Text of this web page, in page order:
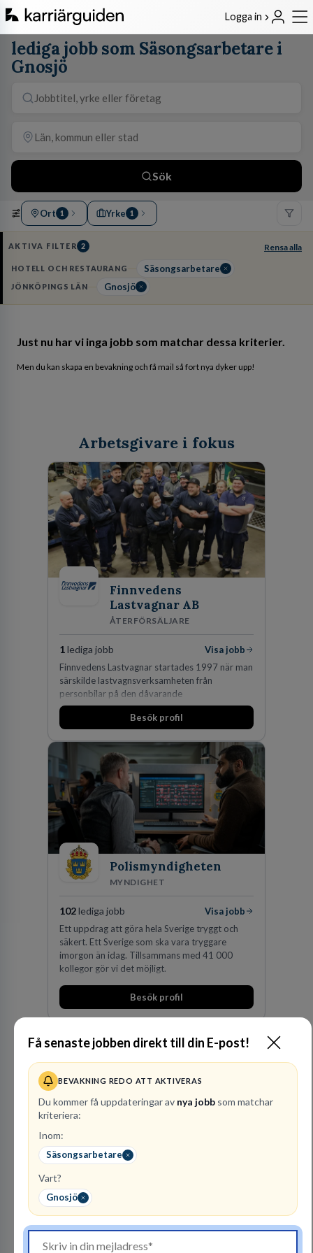
Logga in
Få senaste jobben direkt till din E-post!
BEVAKNING REDO ATT AKTIVERAS
Du kommer få uppdateringar av nya jobb som matchar
kriteriera:
Inom:
Säsongsarbetare
Vart?
Gnosjö
lediga jobb som Säsongsarbetare i
Gnosjö
Sök
Ort 1 Yrke 1
AKTIVA FILTER 2 Rensa alla
HOTELL OCH RESTAURANG Säsongsarbetare
JÖNKÖPINGS LÄN Gnosjö
Just nu har vi inga jobb som matchar dessa kriterier.
Men du kan skapa en bevakning och få mail så fort nya dyker upp!
Arbetsgivare i fokus
Finnvedens
Lastvagnar AB
ÅTERFÖRSÄLJARE
1lediga jobb
Visa jobb
Finnvedens Lastvagnar startades 1997 när man
särskilde lastvagnsverksamheten från
personbilar på den dåvarande
huvudanläggningen i Värnamo. Sedan dess har
man expanderat kraftigt genom ett antal
den största privata återförsäljaren av Volvo
Lastvagnar och finns representerade på 20
orter i södra Sverige.
Besök profil
Polismyndigheten
MYNDIGHET
102lediga jobb
Visa jobb
Ett uppdrag att göra hela Sverige tryggt och
säkert. Ett Sverige som ska vara tryggare
imorgon än idag. Tillsammans med 41 000
kollegor gör vi det möjligt.
Besök profil
Advokatfirma DLA
Piper Sweden KB
1lediga jobb
DLA Piper är en av världens största